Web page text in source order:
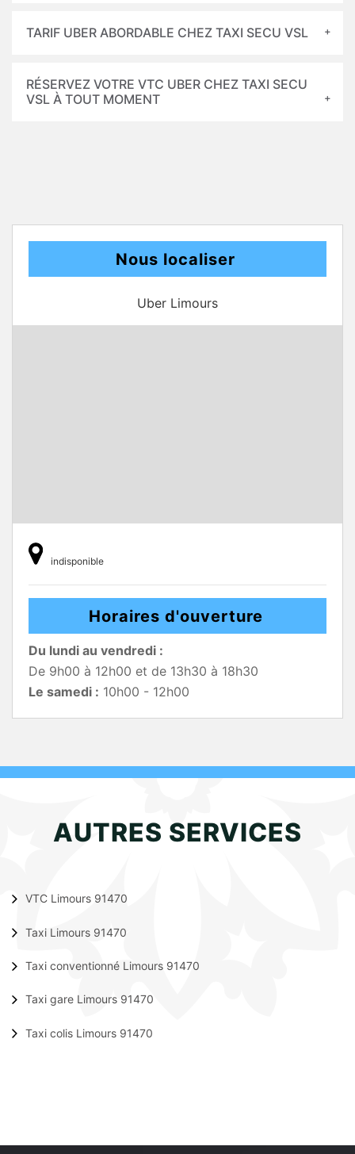
TARIF UBER ABORDABLE CHEZ TAXI SECU VSL
RÉSERVEZ VOTRE VTC UBER CHEZ TAXI SECU
VSL À TOUT MOMENT
Nous localiser
Uber Limours
indisponible
Horaires d'ouverture
Du lundi au vendredi :
De 9h00 à 12h00 et de 13h30 à 18h30
Le samedi : 10h00 - 12h00
AUTRES SERVICES
VTC Limours 91470
Taxi Limours 91470
Taxi conventionné Limours 91470
Taxi gare Limours 91470
Taxi colis Limours 91470